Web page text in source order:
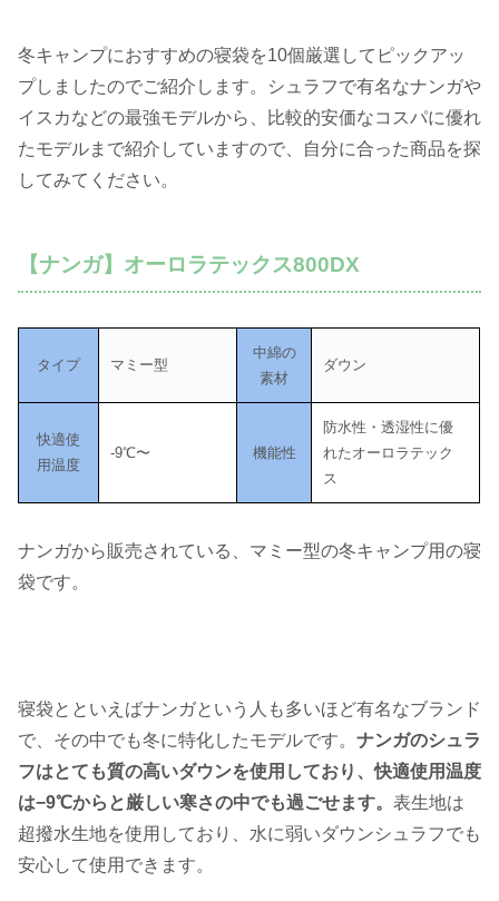
冬キャンプにおすすめの寝袋を10個厳選してピックアッ
プしましたのでご紹介します。シュラフで有名なナンガや
イスカなどの最強モデルから、比較的安価なコスパに優れ
たモデルまで紹介していますので、自分に合った商品を探
してみてください。
【ナンガ】オーロラテックス800DX
タイプ マミー型
中綿の
素材
ダウン
快適使
用温度
-9℃〜 機能性
防水性・透湿性に優
れたオーロラテック
ス
ナンガから販売されている、マミー型の冬キャンプ用の寝
袋です。
寝袋とといえばナンガという人も多いほど有名なブランド
で、その中でも冬に特化したモデルです。 ナンガのシュラ
フはとても質の高いダウンを使用しており、快適使用温度
は−9℃からと厳しい寒さの中でも過ごせます。 表生地は
超撥水生地を使用しており、水に弱いダウンシュラフでも
安心して使用できます。